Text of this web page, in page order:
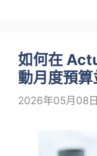
如何在
動月度預
2026年05月08日